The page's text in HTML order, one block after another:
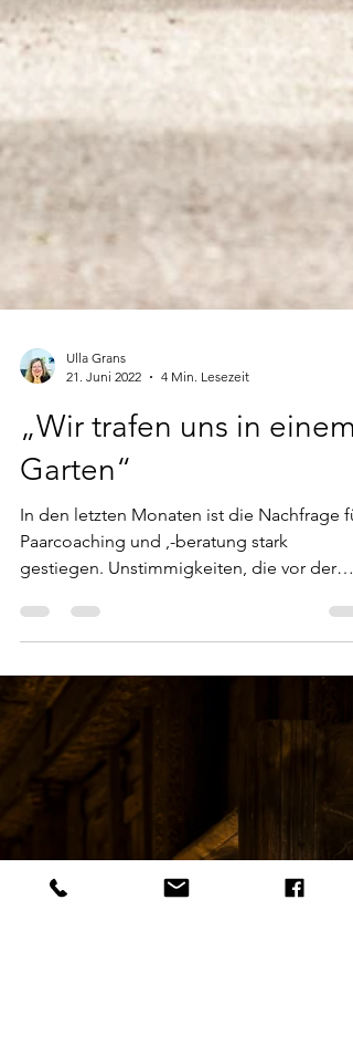
Ulla Grans
21. Juni 2022
4 Min. Lesezeit
„Wir trafen uns in einem
Garten“
Paarcoaching und ,-beratung stark
gestiegen. Unstimmigkeiten, die vor der
Pandemie schon...